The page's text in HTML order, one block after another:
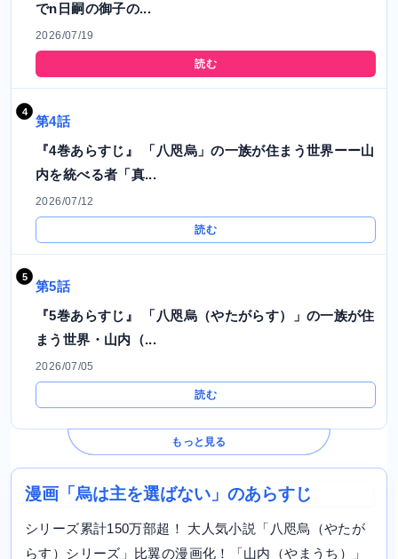
でn日嗣の御子の...
2026/07/19
読む
第4話
『4巻あらすじ』 「八咫烏」の一族が住まう世界ーー山
内を統べる者「真...
2026/07/12
読む
第5話
『5巻あらすじ』 「八咫烏（やたがらす）」の一族が住
まう世界・山内（...
2026/07/05
読む
もっと見る
漫画「烏は主を選ばない」のあらすじ
シリーズ累計150万部超！ 大人気小説「八咫烏（やたが
らす）シリーズ」比翼の漫画化！「山内（やまうち）」